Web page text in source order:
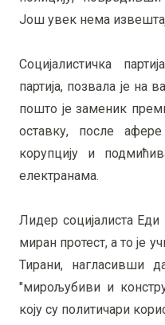
Још увек нема
Социјалистичка
партија, позвала је на
пошто је заменик
оставку, после
корупцију и
електранама.
Лидер социјалиста
миран протест, а то је
Тирани, нагласивши
"мирољубиви и
коју су политичари